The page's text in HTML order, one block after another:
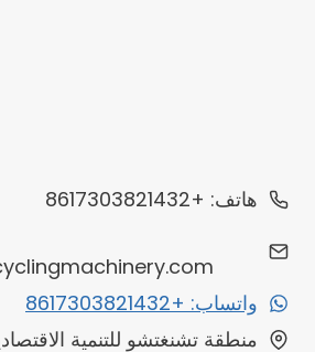
هاتف: +8617303821432
واتساب: +8617303821432
منطقة تشنغتشو للتنمية